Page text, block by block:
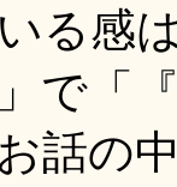
る感
で「
話の